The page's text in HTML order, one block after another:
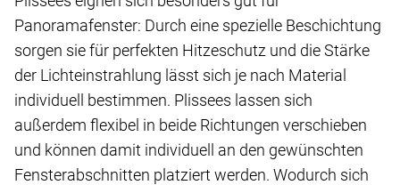
Panoramafenster: Durch eine spezielle Beschichtung
sorgen sie für perfekten Hitzeschutz und die Stärke
der Lichteinstrahlung lässt sich je nach Material
individuell bestimmen. Plissees lassen sich
außerdem flexibel in beide Richtungen verschieben
und können damit individuell an den gewünschten
Fensterabschnitten platziert werden. Wodurch sich